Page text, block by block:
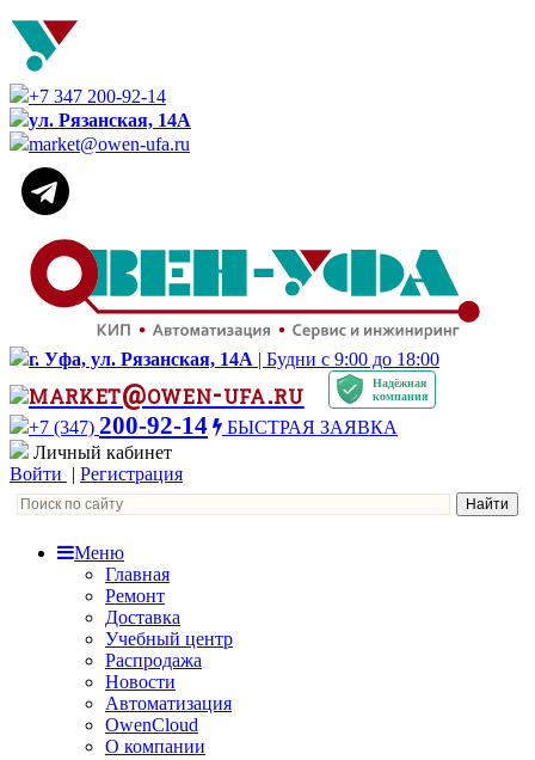
+7 347 200-92-14
ул. Рязанская, 14А
market@owen-ufa.ru
г. Уфа, ул. Рязанская, 14А | Будни с 9:00 до 18:00
market@owen-ufa.ru
Надёжная
компания
+7 (347) 200-92-14
БЫСТРАЯ ЗАЯВКА
Личный кабинет
Войти | Регистрация
Меню
Главная
Ремонт
Доставка
Учебный центр
Распродажа
Новости
Автоматизация
OwenCloud
О компании